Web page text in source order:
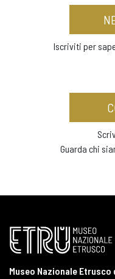
Iscriviti per
Guarda chi
Museo Nazionale Etrusco